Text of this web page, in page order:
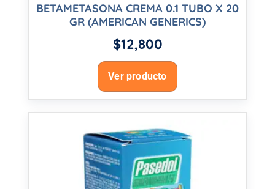
BETAMETASONA CREMA 0.1 TUBO X 20
GR (AMERICAN GENERICS)
$12,800
Ver producto